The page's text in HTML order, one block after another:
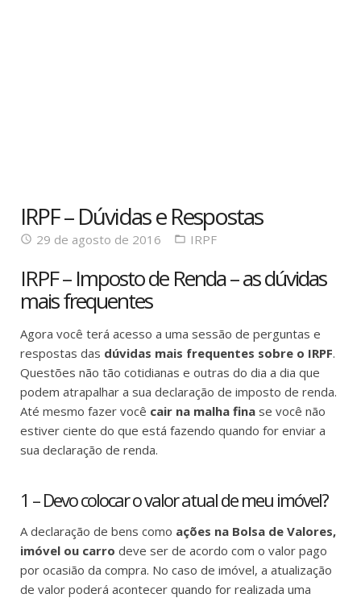
IRPF – Dúvidas e Respostas
29 de agosto de 2016 IRPF
IRPF – Imposto de Renda – as dúvidas
mais frequentes
Agora você terá acesso a uma sessão de perguntas e
respostas das dúvidas mais frequentes sobre o IRPF.
Questões não tão cotidianas e outras do dia a dia que
podem atrapalhar a sua declaração de imposto de renda.
Até mesmo fazer você cair na malha fina se você não
estiver ciente do que está fazendo quando for enviar a
sua declaração de renda.
1 – Devo colocar o valor atual de meu imóvel?
A declaração de bens como ações na Bolsa de Valores,
imóvel ou carro deve ser de acordo com o valor pago
por ocasião da compra. No caso de imóvel, a atualização
de valor poderá acontecer quando for realizada uma